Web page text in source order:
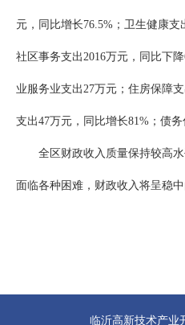
元，同比增长76.5%；卫生健康
社区事务支出2016万元，同比下
业服务业支出27万元；住房保障
支出47万元，同比增长81%；债务
全区财政收入质量保持较高
面临各种困难，财政收入将呈稳
临沂高新技术产业